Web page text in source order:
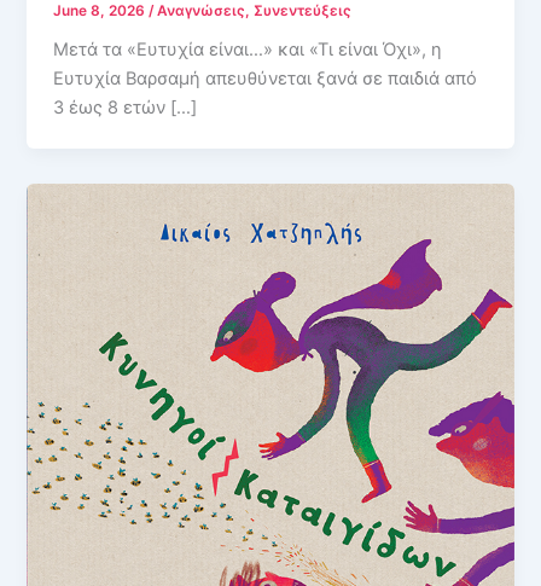
June 8, 2026 /Αναγνώσεις, Συνεντεύξεις
Μετά τα «Ευτυχία είναι…» και «Τι είναι Όχι», η
Ευτυχία Βαρσαμή απευθύνεται ξανά σε παιδιά από
3 έως 8 ετών […]